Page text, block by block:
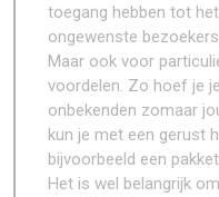
toegang hebben tot
ongewenste
Maar ook voor
voordelen. Zo hoef je
onbekenden zomaar
kun je met een gerust
bijvoorbeeld een
Het is wel belangrijk